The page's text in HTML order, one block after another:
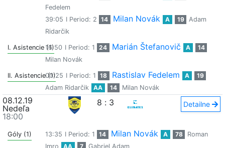
Fedelem
39:05 I Period: 2 14 Milan Novák A 19
Adam
Ridarčik
I. Asistencie (1)16:50 I Period: 1 24 Marián Štefanovič A
14
Milan Novák
II. Asistencie (1)
00:25 I Period: 1 18 Rastislav Fedelem A
19
Adam Ridarčik
AA 14 Milan Novák
08.12.19
Nedeľa
18:00
8 : 3 Detailne
Góly (1) 13:35 I Period: 1 14 Milan Novák A 78
Roman
Imro
AA 7 Gabriel Adam